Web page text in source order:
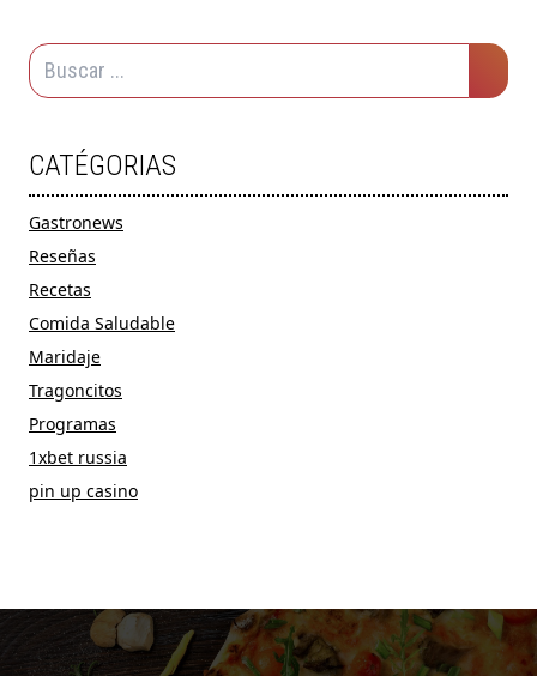
CATÉGORIAS
Gastronews
Reseñas
Recetas
Comida Saludable
Maridaje
Tragoncitos
Programas
1xbet russia
pin up casino